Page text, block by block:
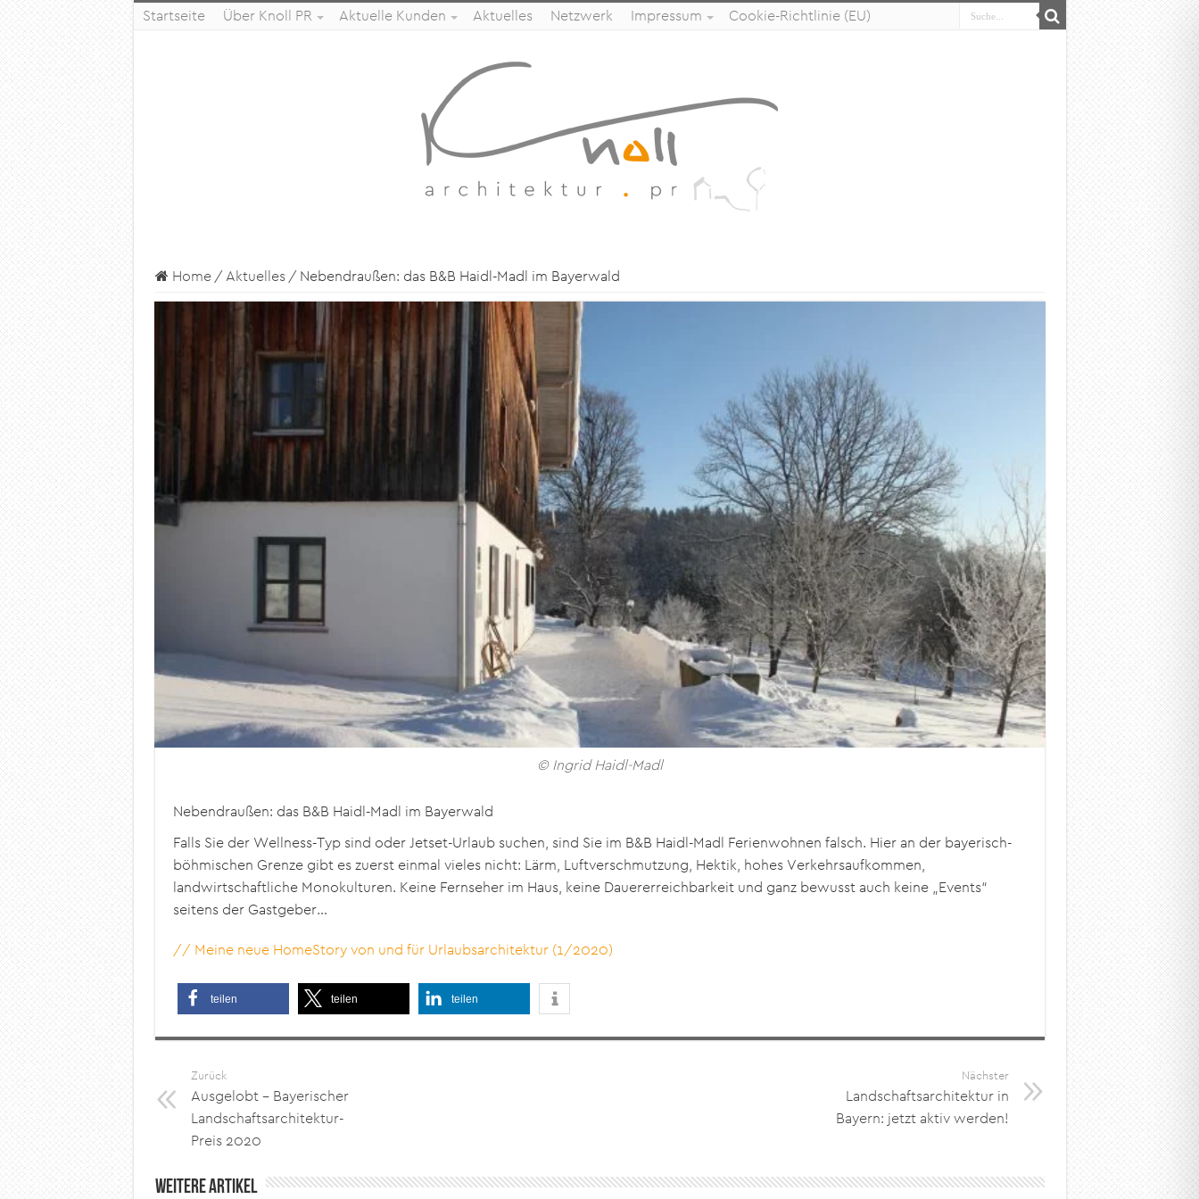
Startseite Über Knoll PR Aktuelle Kunden Aktuelles Netzwerk Impressum Cookie-Richtlinie (EU)
Home /Aktuelles / Nebendraußen: das B&B Haidl-Madl im Bayerwald
© Ingrid Haidl-Madl
Nebendraußen: das B&B Haidl-Madl im Bayerwald
Falls Sie der Wellness-Typ sind oder Jetset-Urlaub suchen, sind Sie im B&B Haidl-Madl Ferienwohnen falsch. Hier an der bayerisch-
böhmischen Grenze gibt es zuerst einmal vieles nicht: Lärm, Luftverschmutzung, Hektik, hohes Verkehrsaufkommen,
landwirtschaftliche Monokulturen. Keine Fernseher im Haus, keine Dauererreichbarkeit und ganz bewusst auch keine „Events“
seitens der Gastgeber…
// Meine neue HomeStory von und für Urlaubsarchitektur (1/2020)
teilen teilen teilen
Zurück
Ausgelobt – Bayerischer
Landschaftsarchitektur-
Preis 2020
Nächster
Landschaftsarchitektur in
Bayern: jetzt aktiv werden!
Weitere Artikel